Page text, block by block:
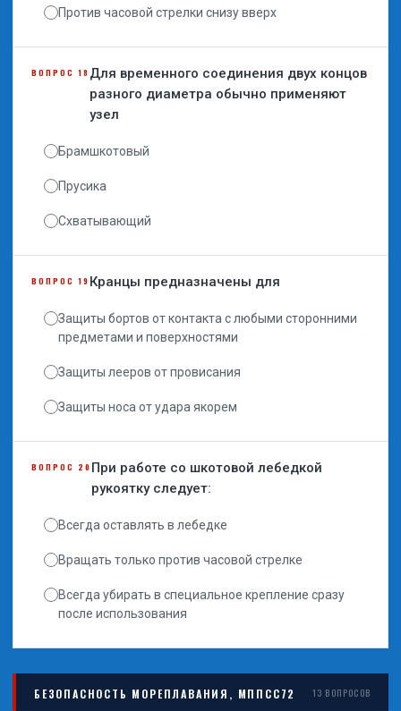
Против часовой стрелки снизу вверх
ВОПРОС 18 Для временного соединения двух концов
разного диаметра обычно применяют
узел
Брамшкотовый
Прусика
Схватывающий
ВОПРОС 19 Кранцы предназначены для
Защиты бортов от контакта с любыми сторонними
предметами и поверхностями
Защиты лееров от провисания
Защиты носа от удара якорем
ВОПРОС 20 При работе со шкотовой лебедкой
рукоятку следует:
Всегда оставлять в лебедке
Вращать только против часовой стрелке
Всегда убирать в специальное крепление сразу
после использования
БЕЗОПАСНОСТЬ МОРЕПЛАВАНИЯ, МППСС72 13 ВОПРОСОВ